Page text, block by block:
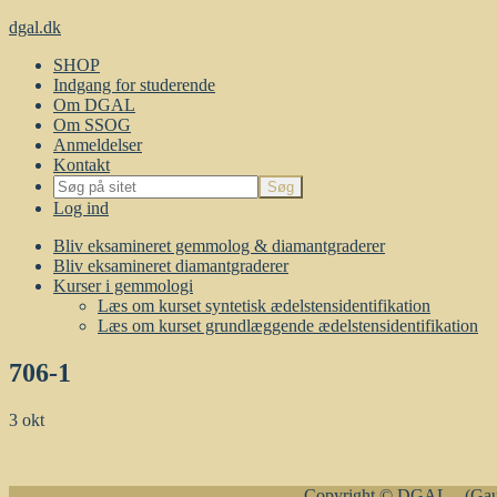
dgal.dk
SHOP
Indgang for studerende
Om DGAL
Om SSOG
Anmeldelser
Kontakt
Log ind
Bliv eksamineret gemmolog & diamantgraderer
Bliv eksamineret diamantgraderer
Kurser i gemmologi
Læs om kurset syntetisk ædelstensidentifikation
Læs om kurset grundlæggende ædelstensidentifikation
706-1
3 okt